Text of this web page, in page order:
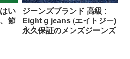
い
節
ジーンズブランド 高級 :
Eight g jeans (エイトジー)
永久保証のメンズジーンズ